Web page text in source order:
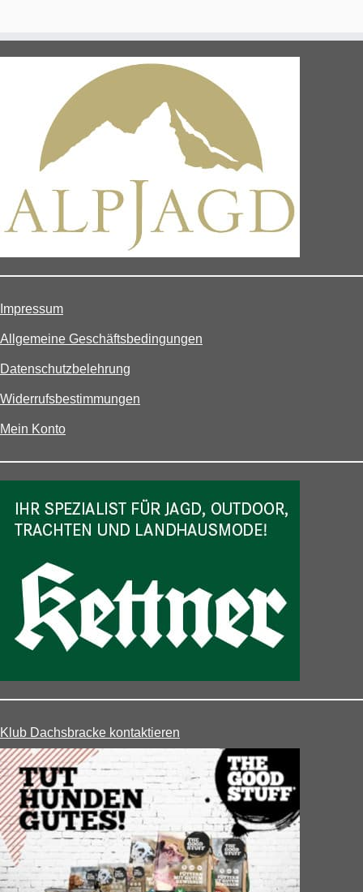
Impressum
Allgemeine Geschäftsbedingungen
Datenschutzbelehrung
Widerrufsbestimmungen
Mein Konto
Klub Dachsbracke kontaktieren